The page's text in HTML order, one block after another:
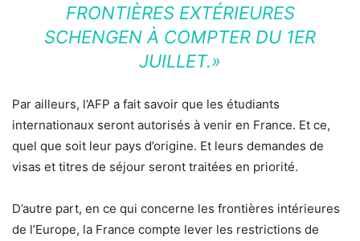
FRONTIÈRES EXTÉRIEURES
SCHENGEN À COMPTER DU 1ER
JUILLET.»
Par ailleurs, l’AFP a fait savoir que les étudiants
internationaux seront autorisés à venir en France. Et ce,
quel que soit leur pays d’origine. Et leurs demandes de
visas et titres de séjour seront traitées en priorité.
D’autre part, en ce qui concerne les frontières intérieures
de l’Europe, la France compte lever les restrictions de